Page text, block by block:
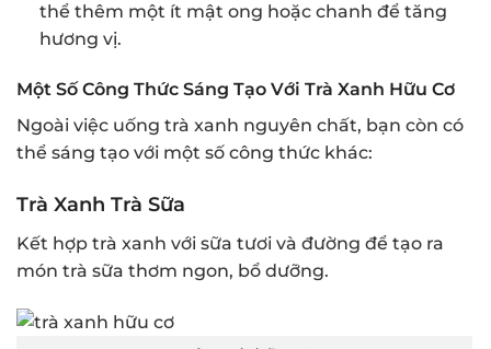
thể thêm một ít mật ong hoặc chanh để tăng
hương vị.
Một Số Công Thức Sáng Tạo Với Trà Xanh Hữu Cơ
Ngoài việc uống trà xanh nguyên chất, bạn còn có
thể sáng tạo với một số công thức khác:
Trà Xanh Trà Sữa
Kết hợp trà xanh với sữa tươi và đường để tạo ra
món trà sữa thơm ngon, bổ dưỡng.